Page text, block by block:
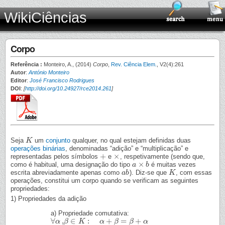
WikiCiências
Corpo
Referência : Monteiro, A., (2014) Corpo Rev. Ciência Elem.
, V2(4):261
Autor: António Monteiro
Editor: José Francisco Rodrigues
DOI: [http://doi.org/10.24927/rce2014.261]
Seja K
K um conjuntoqualquer, no qual estejam definidas duas
operações binárias, denominadas “adição” e “multiplicação” e
representadas pelos símbolos +
+ e ×
× , respetivamente (sendo que,
como é habitual, uma designação do tipo a × b
a×b
é muitas vezes
escrita abreviadamente apenas como ab
ab). Diz-se que K
K , com essas
operações, constitui um corpo quando se verificam as seguintes
propriedades:
1) Propriedades da adição
a) Propriedade comutativa:
∀α ,β ∈ K : α + β = β + α
∀α, β∈ K α+ β= +α